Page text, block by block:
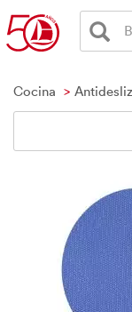
Cocina